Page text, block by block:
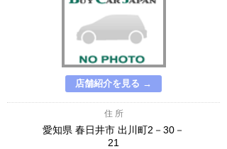
店舗紹介を見る →
住 所
愛知県 春日井市 出川町2－30－
21